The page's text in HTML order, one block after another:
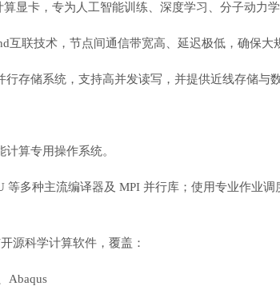
显卡，专为人工智能训练、深度学习、分子动力学
互联技术，节点间通信带宽高、延迟极低，确保大
行存储系统，支持高并发读写，并提供近线存储与
算专用操作系统。
等多种主流编译器及 MPI 并行库；使用专业作业
源科学计算软件，覆盖：
Abaqus